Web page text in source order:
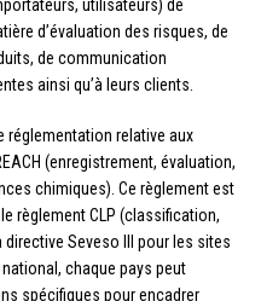
utilisateurs) de
d’évaluation des risques, de
de communication
ainsi qu’à leurs clients.
réglementation relative aux
(enregistrement, évaluation,
chimiques). Ce règlement est
règlement CLP (classification,
Seveso III pour les sites
chaque pays peut
spécifiques pour encadrer